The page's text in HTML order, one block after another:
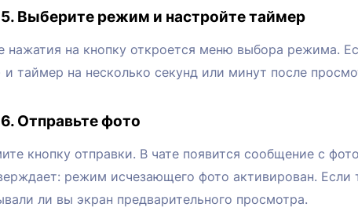
Выберите режим и настройте таймер
нажатия на кнопку откроется меню выбора режима.
и таймер на несколько секунд или минут после
Отправьте фото
кнопку отправки. В чате появится сообщение с
режим исчезающего фото активирован. Если
ли вы экран предварительного просмотра.